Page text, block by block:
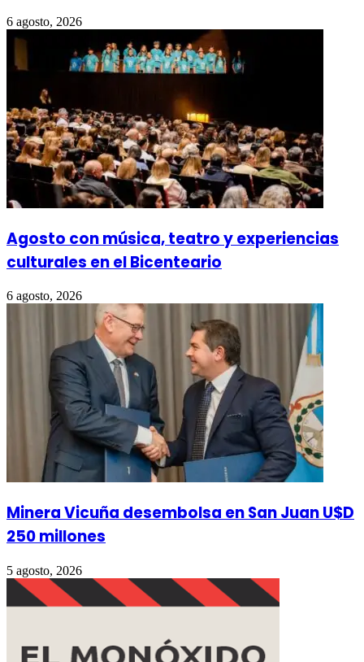
6 agosto, 2026
Agosto con música, teatro y experiencias
culturales en el Bicenteario
6 agosto, 2026
Minera Vicuña desembolsa en San Juan U$D
250 millones
5 agosto, 2026